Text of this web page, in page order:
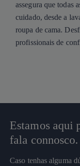
assegura que todas
cuidado, desde a
roupa de cama.
profissionais de
Estamos aqui
fala connosco.
Caso tenhas alguma